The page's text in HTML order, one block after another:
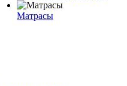
Матрасы